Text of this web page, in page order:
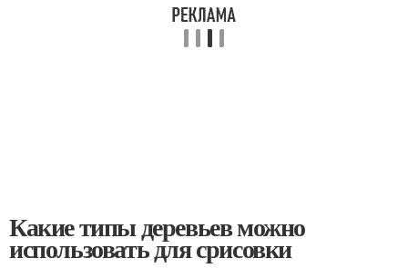
Какие типы деревьев можно
использовать для срисовки